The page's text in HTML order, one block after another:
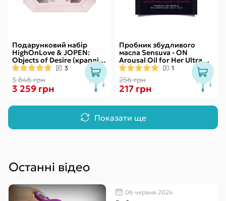
Подарунковий набір
HighOnLove & JOPEN:
Objects of Desire (краплі
для клітора і вібратор з
кристалами
3
3 846 грн
3 259 грн
Пробник збудливого
масла Sensuva - ON
Arousal Oil for Her Ultra
(0,5 мл)
1
256 грн
217 грн
Показати ще
Останні відео
06 червня 2024